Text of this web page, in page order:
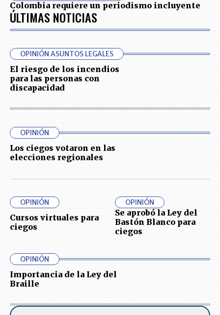
Colombia requiere un periodismo incluyente
ÚLTIMAS NOTICIAS
OPINIÓN ASUNTOS LEGALES
El riesgo de los incendios
para las personas con
discapacidad
OPINIÓN
Los ciegos votaron en las
elecciones regionales
OPINIÓN
Cursos virtuales para
ciegos
OPINIÓN
Se aprobó la Ley del
Bastón Blanco para
ciegos
OPINIÓN
Importancia de la Ley del
Braille